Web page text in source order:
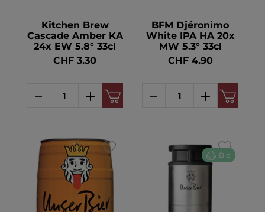
Kitchen Brew
Cascade Amber KA
24x EW 5.8° 33cl
CHF 3.30
BFM Djéronimo
White IPA HA 20x
MW 5.3° 33cl
CHF 4.90
Bio